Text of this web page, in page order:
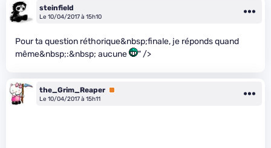
steinfield
Le 10/04/2017 à 15h10
Pour ta question réthorique&nbsp;finale, je réponds quand
même&nbsp;:&nbsp; aucune
" />
the_Grim_Reaper Premium
Le 10/04/2017 à 15h11